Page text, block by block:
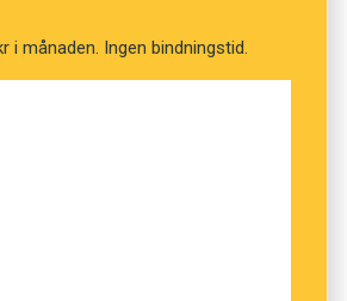
i månaden. Ingen bindningstid.